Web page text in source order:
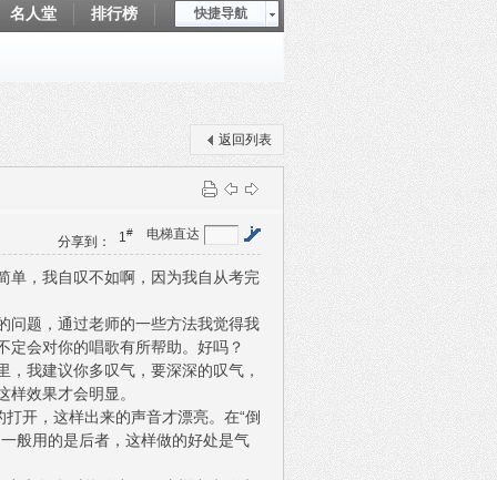
快捷导航
名人堂
排行榜
返回列表
电梯直达
1#
分享到：
单，我自叹不如啊，因为我自从考完
问题，通过老师的一些方法我觉得我
定会对你的唱歌有所帮助。好吗？
我建议你多叹气，要深深的叹气，
效果才会明显。
开，这样出来的声音才漂亮。在“倒
般用的是后者，这样做的好处是气